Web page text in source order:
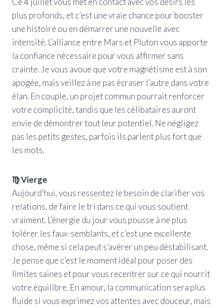
plus profonds, et c’est une vraie chance pour booster
une histoire ou en démarrer une nouvelle avec
intensité. L’alliance entre Mars et Pluton vous apporte
la confiance nécessaire pour vous affirmer sans
crainte. Je vous avoue que votre magnétisme est à son
apogée, mais veillez à ne pas écraser l’autre dans votre
élan. En couple, un projet commun pourrait renforcer
votre complicité, tandis que les célibataires auront
envie de démontrer tout leur potentiel. Ne négligez
pas les petits gestes, parfois ils parlent plus fort que
les mots.
♍ Vierge
Aujourd’hui, vous ressentez le besoin de clarifier vos
relations, de faire le tri dans ce qui vous soutient
vraiment. L’énergie du jour vous pousse à ne plus
tolérer les faux-semblants, et c’est une excellente
chose, même si cela peut s’avérer un peu déstabilisant.
Je pense que c’est le moment idéal pour poser des
limites saines et pour vous recentrer sur ce qui nourrit
votre équilibre. En amour, la communication sera plus
fluide si vous exprimez vos attentes avec douceur, mais